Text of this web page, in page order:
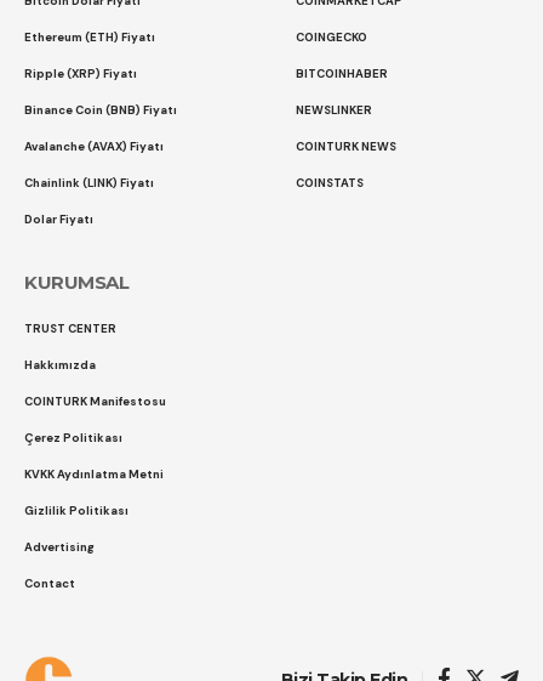
Ethereum (ETH) Fiyatı
Ripple (XRP) Fiyatı
Binance Coin (BNB) Fiyatı
Avalanche (AVAX) Fiyatı
Chainlink (LINK) Fiyatı
Dolar Fiyatı
COINGECKO
BITCOINHABER
NEWSLINKER
COINTURK NEWS
COINSTATS
KURUMSAL
TRUST CENTER
Hakkımızda
COINTURK Manifestosu
Çerez Politikası
KVKK Aydınlatma Metni
Gizlilik Politikası
Advertising
Contact
Çerez Politikası Gizlilik Politikası